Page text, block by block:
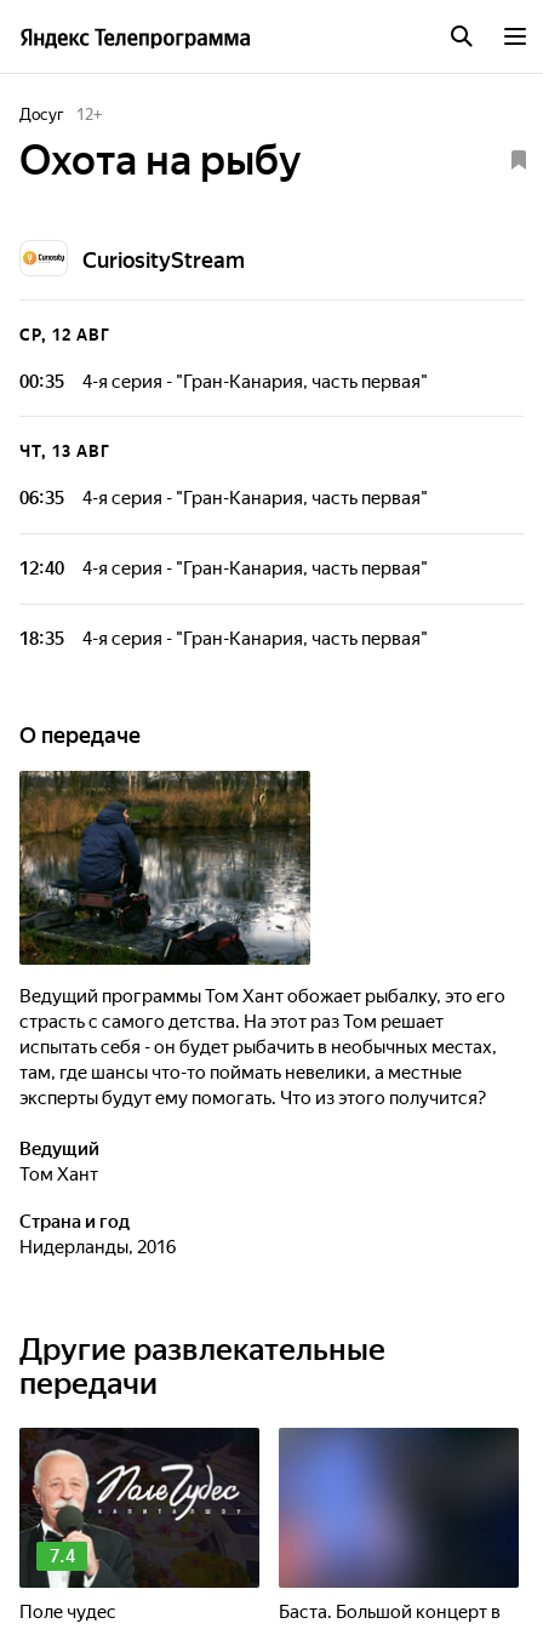
Досуг 12+
Охота на рыбу
CuriosityStream
СР, 12 АВГ
00:35 4-я серия - "Гран-Канария, часть первая"
Том Хант ставит себе задачу: выследить и поймать редкого
ЧТ, 13 АВГ
06:35 4-я серия - "Гран-Канария, часть первая"
Том Хант ставит себе задачу: выследить и поймать редкого
12:40 4-я серия - "Гран-Канария, часть первая"
Том Хант ставит себе задачу: выследить и поймать редкого
18:35 4-я серия - "Гран-Канария, часть первая"
О передаче
Ведущий программы Том Хант обожает рыбалку, это его
страсть с самого детства. На этот раз Том решает
испытать себя - он будет рыбачить в необычных местах,
там, где шансы что-то поймать невелики, а местные
эксперты будут ему помогать. Что из этого получится?
Ведущий
Том Хант
Страна и год
Нидерланды, 2016
Другие развлекательные
передачи
7.4
Поле чудес
Баста. Большой концерт в